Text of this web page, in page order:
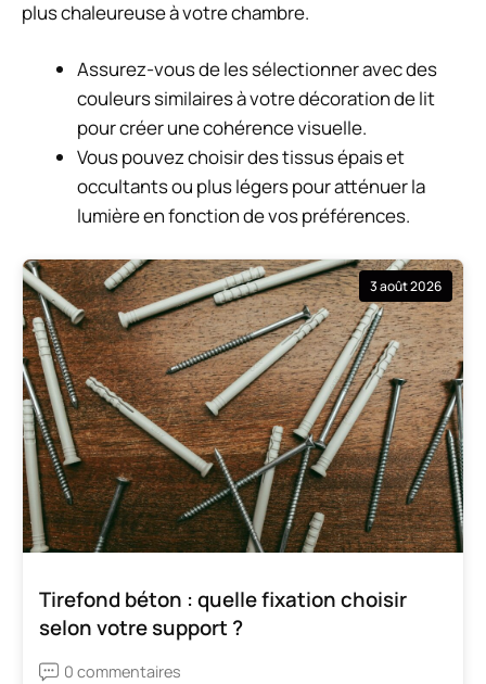
plus chaleureuse à votre chambre.
Assurez-vous de les sélectionner avec des
couleurs similaires à votre décoration de lit
pour créer une cohérence visuelle.
Vous pouvez choisir des tissus épais et
occultants ou plus légers pour atténuer la
lumière en fonction de vos préférences.
3 août 2026
Tirefond béton : quelle fixation choisir
selon votre support ?
0 commentaires